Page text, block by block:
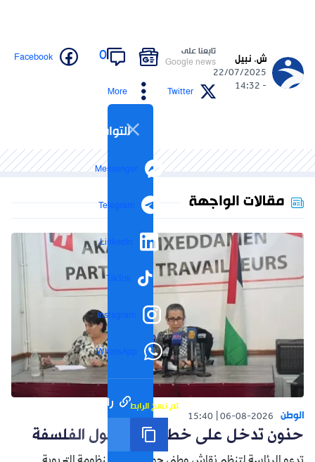
ش. نبيل
22/07/2025
- 14:32
تابعنا على
Google news
0
Facebook
Twitter
More
التواصل الاجتماعي
Messenger
Telegram
LinkedIn
TikTok
Instagram
WhatsApp
رابط مختصر تم نسخ الرابط
مقالات الواجهة
الوطن 06-08-2026
15:40
حنون تدخل على خط الجدل حول الفلسفة